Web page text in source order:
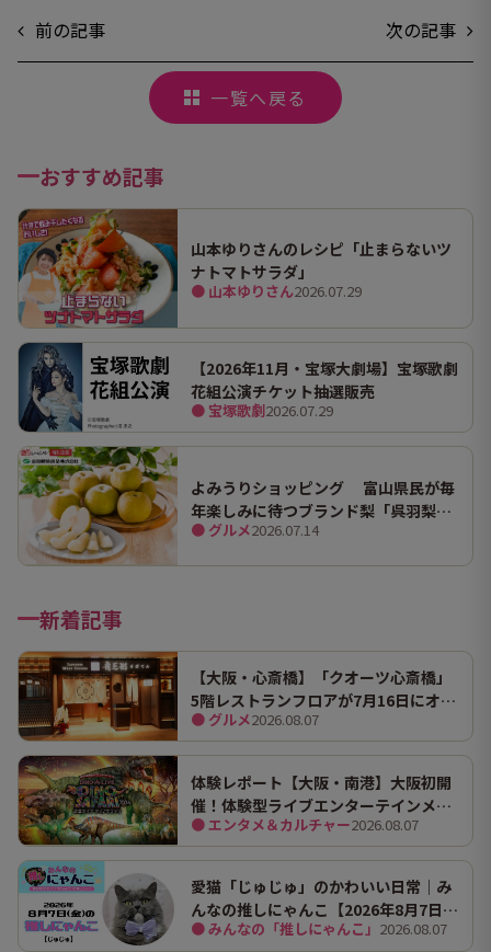
前の記事 次の記事
一覧へ戻る
おすすめ記事
山本ゆりさんのレシピ「止まらないツ
ナトマトサラダ」
● 山本ゆりさん2026.07.29
【2026年11月・宝塚大劇場】宝塚歌劇
花組公演チケット抽選販売
● 宝塚歌劇2026.07.29
よみうりショッピング 富山県民が毎
年楽しみに待つブランド梨「呉羽梨
（幸水）」限定100箱を特別販売！
● グルメ2026.07.14
新着記事
【大阪・心斎橋】「クオーツ心斎橋」
5階レストランフロアが7月16日にオー
プン！ 全国初・関西初出店を含む多彩
な9店舗
● グルメ2026.08.07
体験レポート【大阪・南港】大阪初開
催！体験型ライブエンターテインメン
ト「DINO SAFARI（ディノ サファリ）
2026」で、大迫力の恐竜の世界を体験
● エンタメ＆カルチャー2026.08.07
愛猫「じゅじゅ」のかわいい日常｜み
んなの推しにゃんこ【2026年8月7日
（金）】
● みんなの「推しにゃんこ」 2026.08.07